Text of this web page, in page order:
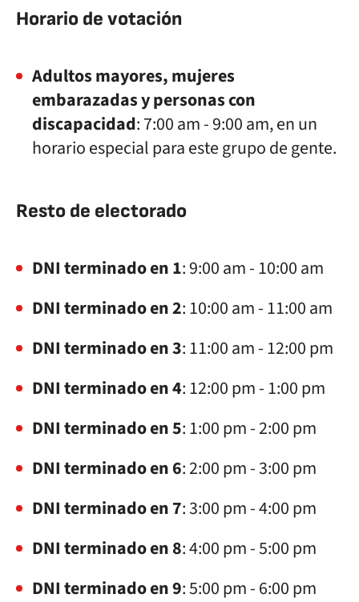
Horario de votación
Adultos mayores, mujeres
embarazadas y personas con
discapacidad: 7:00 am - 9:00 am, en un
horario especial para este grupo de gente.
Resto de electorado
DNI terminado en 1: 9:00 am - 10:00 am
DNI terminado en 2: 10:00 am - 11:00 am
DNI terminado en 3: 11:00 am - 12:00 pm
DNI terminado en 4: 12:00 pm - 1:00 pm
DNI terminado en 5: 1:00 pm - 2:00 pm
DNI terminado en 6: 2:00 pm - 3:00 pm
DNI terminado en 7: 3:00 pm - 4:00 pm
DNI terminado en 8: 4:00 pm - 5:00 pm
DNI terminado en 9: 5:00 pm - 6:00 pm